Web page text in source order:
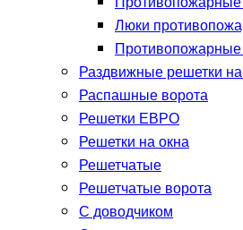
Люки
Противопожарные
Раздвижные решетки
Распашные ворота
Решетки ЕВРО
Решетки на окна
Решетчатые
Решетчатые ворота
С доводчиком